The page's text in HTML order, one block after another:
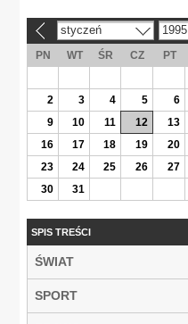
styczeń 1995
PN WT ŚR CZ PT
2
3 4 5 6
9
10 11 12 13
16
17 18 19 20
23
24 25 26 27
30
31
SPIS TREŚCI
ŚWIAT
SPORT